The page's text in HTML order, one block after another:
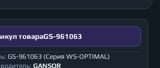
товараGS-961063
GS-961063 (Серия WS-OPTIMAL)
GANSOR